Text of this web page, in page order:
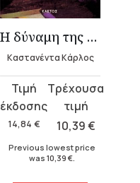
Η δύναμη της σιωπής
Καστανέντα Κάρλος
14,84 €
Original
price
was:
14,84 €.
10,39€
Current
price
is:
10,39 €.
Previous lowest price
was 10,39 €.